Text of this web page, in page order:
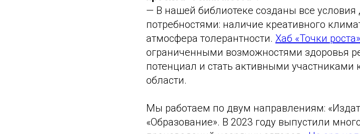
— В нашей библиотеке созданы все
потребностями: наличие креативного
атмосфера толерантности. Хаб «Точки роста»
ограниченными возможностями здоровья
потенциал и стать активными
области.
Мы работаем по двум направлениям:
«Образование». В 2023 году выпустили